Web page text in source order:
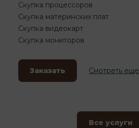
Скупка процессоров
Скупка материнских плат
Скупка видеокарт
Скупка мониторов
Заказать Смотреть еще
Все услуги